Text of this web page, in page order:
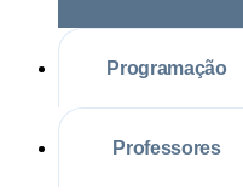
Programação
Professores